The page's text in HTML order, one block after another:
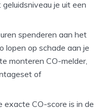
je uit een
spenderen aan het
lopen op schade aan je
monteren CO-melder,
of
exacte CO-score is in de